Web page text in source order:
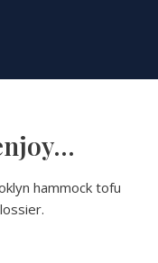
hammock tofu